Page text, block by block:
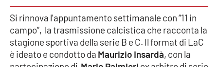
Editoriali
VIDEO
Si rinnova l'appuntamento settimanale con “11 in
campo”, la trasmissione calcistica che racconta la
stagione sportiva della serie B e C. Il format di LaC
è ideato e condotto da Maurizio Insardà, con la